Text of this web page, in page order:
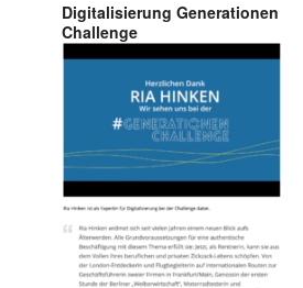
Digitalisierung Generationen
Challenge